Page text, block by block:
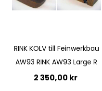
RINK KOLV till Feinwerkbau
AW93 RINK AW93 Large R
2 350,00 kr